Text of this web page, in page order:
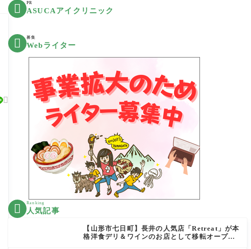

 PR
ASUCAアイクリニック
 募集
Webライター
 Ranking
人気記事
【山形市七日町】長井の人気店「Retreat」が本
格洋食デリ＆ワインのお店として移転オープン